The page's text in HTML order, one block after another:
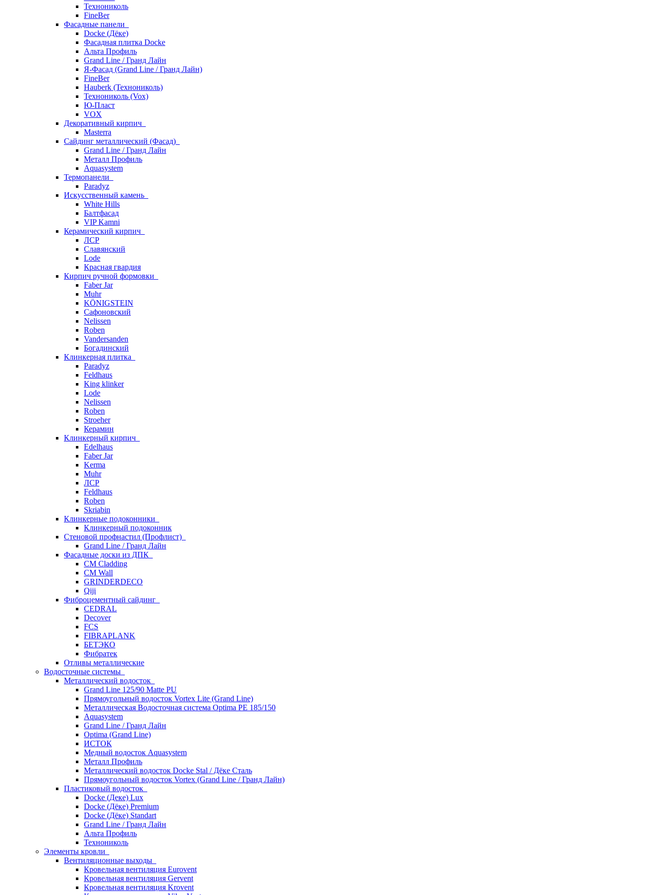
Технониколь
FineBer
Фасадные панели
Docke (Дёке)
Фасадная плитка Docke
Альта Профиль
Grand Line / Гранд Лайн
Я-Фасад (Grand Line / Гранд Лайн)
FineBer
Hauberk (Технониколь)
Технониколь (Vox)
Ю-Пласт
VOX
Декоративный кирпич
Masterra
Сайдинг металлический (Фасад)
Grand Line / Гранд Лайн
Металл Профиль
Aquasystem
Термопанели
Paradyz
Искусственный камень
White Hills
Балтфасад
VIP Kamni
Керамический кирпич
ЛСР
Славянский
Lode
Красная гвардия
Кирпич ручной формовки
Faber Jar
Muhr
KÖNIGSTEIN
Сафоновский
Nelissen
Roben
Vandersanden
Богадинский
Клинкерная плитка
Paradyz
Feldhaus
King klinker
Lode
Nelissen
Roben
Stroeher
Керамин
Клинкерный кирпич
Edelhaus
Faber Jar
Kerma
Muhr
ЛСР
Feldhaus
Roben
Skriabin
Клинкерные подоконники
Клинкерный подоконник
Стеновой профнастил (Профлист)
Grand Line / Гранд Лайн
Фасадные доски из ДПК
CM Cladding
CM Wall
GRINDERDECO
Qiji
Фиброцементный сайдинг
CEDRAL
Decover
FCS
FIBRAPLANK
БЕТЭКО
Фибратек
Отливы металлические
Водосточные системы
Металлический водосток
Grand Line 125/90 Matte PU
Прямоугольный водосток Vortex Lite (Grand Line)
Металлическая Водосточная система Optima PE 185/150
Aquasystem
Grand Line / Гранд Лайн
Optima (Grand Line)
ИСТОК
Медный водосток Aquasystem
Металл Профиль
Металлический водосток Docke Stal / Дёке Сталь
Прямоугольный водосток Vortex (Grand Line / Гранд Лайн)
Пластиковый водосток
Docke (Деке) Lux
Docke (Дёке) Premium
Docke (Дёке) Standart
Grand Line / Гранд Лайн
Альта Профиль
Технониколь
Элементы кровли
Вентиляционные выходы
Кровельная вентиляция Eurovent
Кровельная вентиляция Gervent
Кровельная вентиляция Krovent